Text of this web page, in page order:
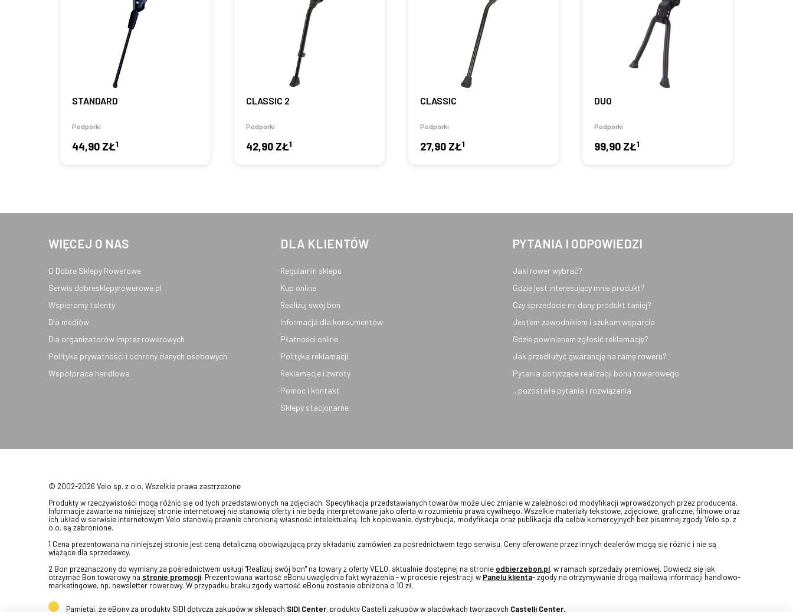
STANDARD
Podpórki
44,90 ZŁ1
CLASSIC 2
Podpórki
42,90 ZŁ1
CLASSIC
Podpórki
27,90 ZŁ1
DUO
Podpórki
99,90 ZŁ1
WIĘCEJ O NAS
O Dobre Sklepy Rowerowe
Serwis dobresklepyrowerowe.pl
Wspieramy talenty
Dla mediów
Dla organizatorów imprez rowerowych
Polityka prywatności i ochrony danych osobowych
Współpraca handlowa
DLA KLIENTÓW
Regulamin sklepu
Kup online
Realizuj swój bon
Informacja dla konsumentów
Płatności online
Polityka reklamacji
Reklamacje i zwroty
Pomoc i kontakt
Sklepy stacjonarne
PYTANIA I ODPOWIEDZI
Jaki rower wybrać?
Gdzie jest interesujący mnie produkt?
Czy sprzedacie mi dany produkt taniej?
Jestem zawodnikiem i szukam wsparcia
Gdzie powinienem zgłosić reklamację?
Jak przedłużyć gwarancję na ramę roweru?
Pytania dotyczące realizacji bonu towarowego
...pozostałe pytania i rozwiązania
© 2002-2026 Velo sp. z o.o. Wszelkie prawa zastrzeżone
Produkty w rzeczywistości mogą różnić się od tych przedstawionych na zdjęciach. Specyfikacja przedstawianych towarów może ulec zmianie w zależności od modyfikacji wprowadzonych przez producenta.
Informacje zawarte na niniejszej stronie internetowej nie stanowią oferty i nie będą interpretowane jako oferta w rozumieniu prawa cywilnego. Wszelkie materiały tekstowe, zdjęciowe, graficzne, filmowe oraz
ich układ w serwisie internetowym Velo stanowią prawnie chronioną własność intelektualną. Ich kopiowanie, dystrybucja, modyfikacja oraz publikacja dla celów komercyjnych bez pisemnej zgody Velo sp. z
o.o. są zabronione.
1 Cena prezentowana na niniejszej stronie jest ceną detaliczną obowiązującą przy składaniu zamówień za pośrednictwem tego serwisu. Ceny oferowane przez innych dealerów mogą się różnić i nie są
wiążące dla sprzedawcy.
2 Bon przeznaczony do wymiany za pośrednictwem usługi "Realizuj swój bon" na towary z oferty VELO, aktualnie dostępnej na stronie odbierzebon.pl, w ramach sprzedaży premiowej. Dowiedz się jak
otrzymać Bon towarowy na stronie promocji. Prezentowana wartość eBonu uwzględnia fakt wyrażenia - w procesie rejestracji w Panelu klienta- zgody na otrzymywanie drogą mailową informacji handlowo-
marketingowe, np. newsletter rowerowy. W przypadku braku zgody wartość eBonu zostanie obniżona o 10 zł.
Pamiętaj, że eBony za produkty SIDI dotyczą zakupów w sklepach SIDI Center, produkty Castelli zakupów w placówkach tworzących Castelli Center.